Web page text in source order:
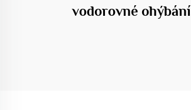
vodorovné ohýbání